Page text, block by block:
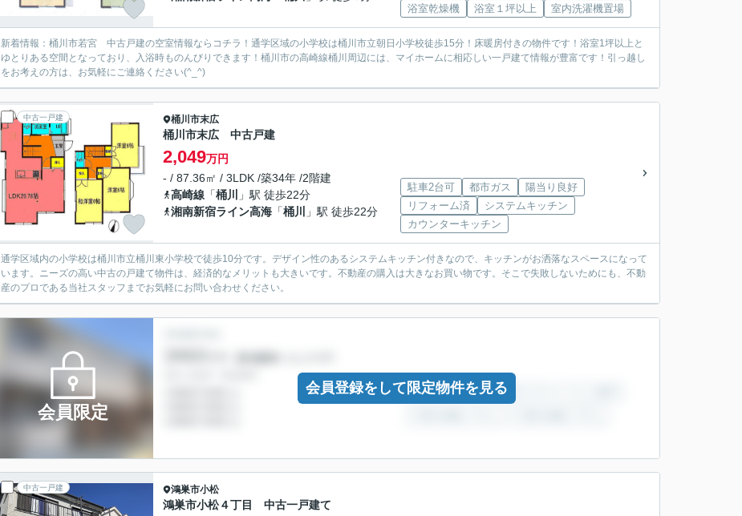
浴室乾燥機
浴室１坪以上 室内洗濯機置場
新着情報：桶川市若宮 中古戸建の空室情報ならコチラ！通学区域の小学校は桶川市立朝日小学校徒歩15分！床暖房付きの物件です！浴室1坪以上と
ゆとりある空間となっており、入浴時ものんびりできます！桶川市の高崎線桶川周辺には、マイホームに相応しい一戸建て情報が豊富です！引っ越し
をお考えの方は、お気軽にご連絡ください(^_^)
中古一戸建 桶川市末広
桶川市末広 中古戸建
2,049万円
- / 87.36㎡ / 3LDK /築34年 /2階建
高崎線 「桶川
」駅 徒歩22分
湘南新宿ライン高海 「桶川 」駅 徒歩22分
駐車2台可 都市ガス
陽当り良好
リフォーム済
システムキッチン
カウンターキッチン
通学区域内の小学校は桶川市立桶川東小学校で徒歩10分です。デザイン性のあるシステムキッチン付きなので、キッチンがお洒落なスペースになって
います。ニーズの高い中古の戸建て物件は、経済的なメリットも大きいです。不動産の購入は大きなお買い物です。そこで失敗しないためにも、不動
産のプロである当社スタッフまでお気軽にお問い合わせください。
会員限定
会員登録をして限定物件を見る
中古一戸建 鴻巣市小松
鴻巣市小松４丁目 中古一戸建て